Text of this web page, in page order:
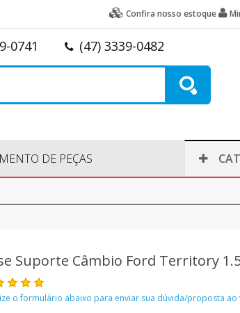
Confira nosso estoque
0741 (47) 3339-0482
DE PEÇAS
Suporte Câmbio Ford Territory
o formulário abaixo para enviar sua dúvida/proposta ao